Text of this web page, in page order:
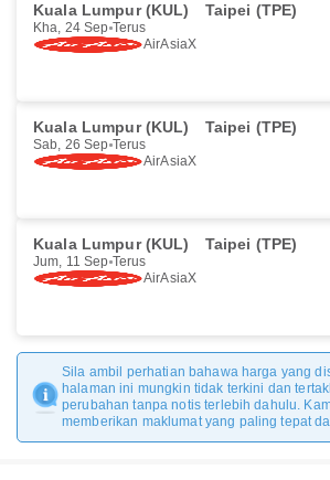
Kuala Lumpur (KUL) Taipei (TPE)
Kha, 24 Sep Terus
AirAsiaX
Kuala Lumpur (KUL) Taipei (TPE)
Sab, 26 Sep Terus
AirAsiaX
Kuala Lumpur (KUL) Taipei (TPE)
Jum, 11 Sep Terus
AirAsiaX
Sila ambil perhatian bahawa harga yang
halaman ini mungkin tidak terkini dan
perubahan tanpa notis terlebih dahulu.
memberikan maklumat yang paling tepat